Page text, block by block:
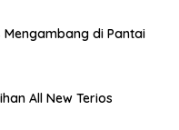
Mengambang di Pantai
All New Terios